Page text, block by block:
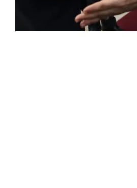
ROSE VALLAND, HEROÏNE DE